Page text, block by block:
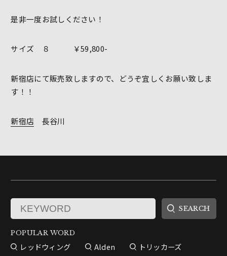
是非一度お試しください！
サイズ ８ ￥59,800-
新宿店にて販売致しますので、どうぞ宜しくお願い致しま
す！！
新宿店 長谷川
POPULAR WORD
レッドウィング Alden
トリッカーズ